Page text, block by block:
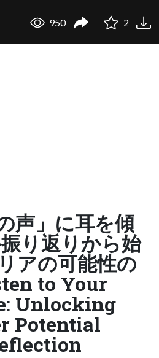
950 2
声」に耳を傾
り返りから始
アの可能性の
to Your
Unlocking
Potential